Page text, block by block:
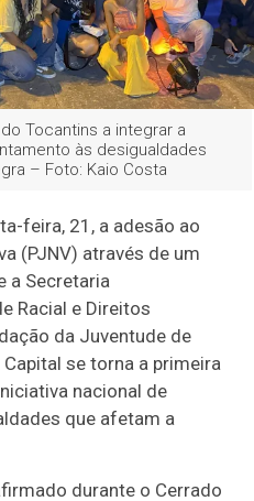
Tocantins a integrar a
às desigualdades
– Foto: Kaio Costa
feira, 21, a adesão ao
(PJNV) através de um
a Secretaria
Racial e Direitos
da Juventude de
se torna a primeira
nacional de
que afetam a
durante o Cerrado